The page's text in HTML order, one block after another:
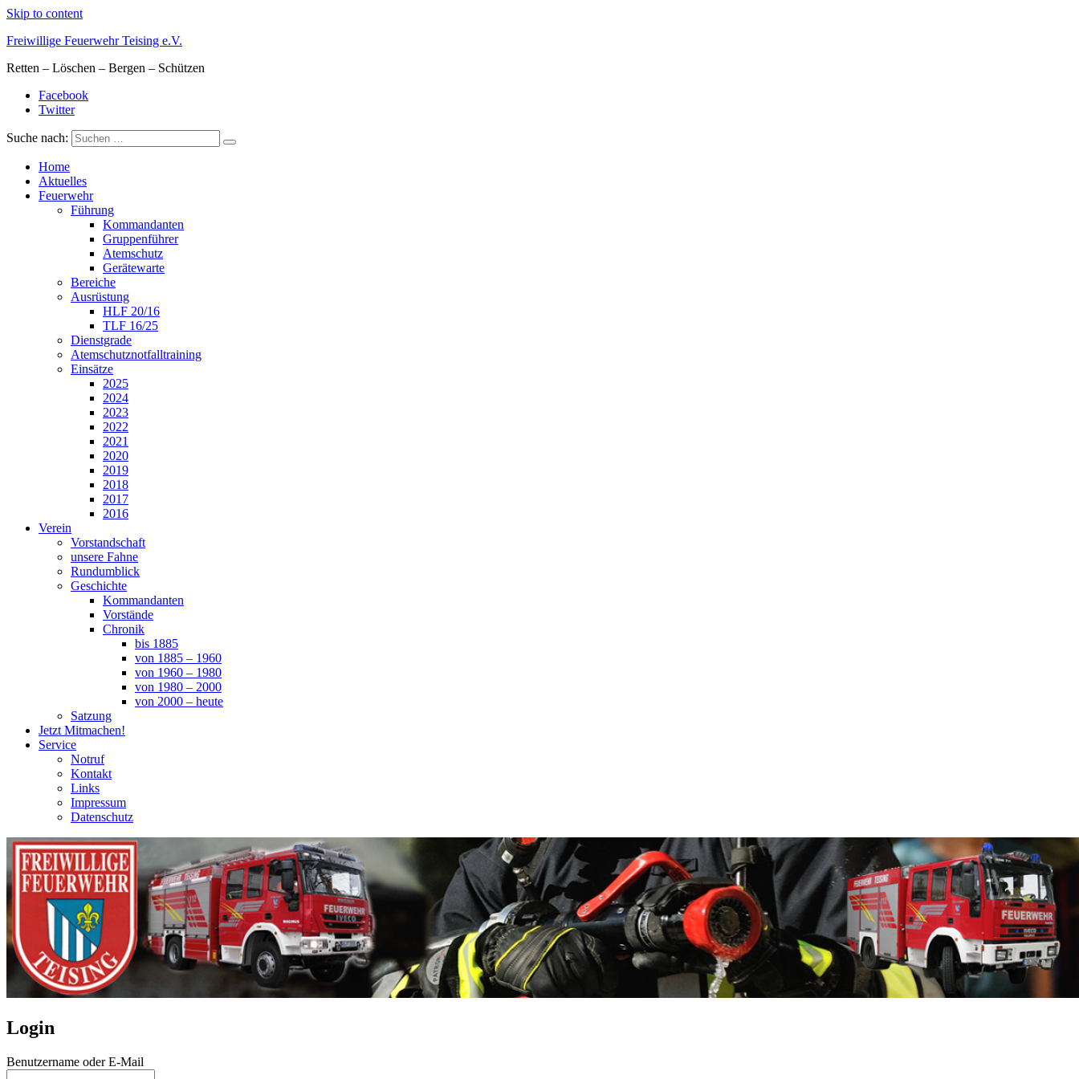
Skip to content
Freiwillige Feuerwehr Teising e.V.
Retten – Löschen – Bergen – Schützen
Facebook
Twitter
Suche nach:
Home
Aktuelles
Feuerwehr
Führung
Kommandanten
Gruppenführer
Atemschutz
Gerätewarte
Bereiche
Ausrüstung
HLF 20/16
TLF 16/25
Dienstgrade
Atemschutznotfalltraining
Einsätze
2025
2024
2023
2022
2021
2020
2019
2018
2017
2016
Verein
Vorstandschaft
unsere Fahne
Rundumblick
Geschichte
Kommandanten
Vorstände
Chronik
bis 1885
von 1885 – 1960
von 1960 – 1980
von 1980 – 2000
von 2000 – heute
Satzung
Jetzt Mitmachen!
Service
Notruf
Kontakt
Links
Impressum
Datenschutz
Login
Benutzername oder E-Mail